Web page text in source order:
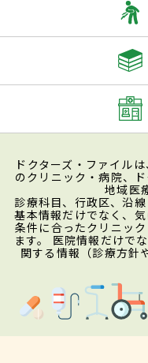
ドクターズ・ファイル
のクリニック・病院、
地域医
診療科目、行政区、沿
基本情報だけでなく、
条件に合ったクリニッ
ます。 医院情報だけで
関する情報（診療方針